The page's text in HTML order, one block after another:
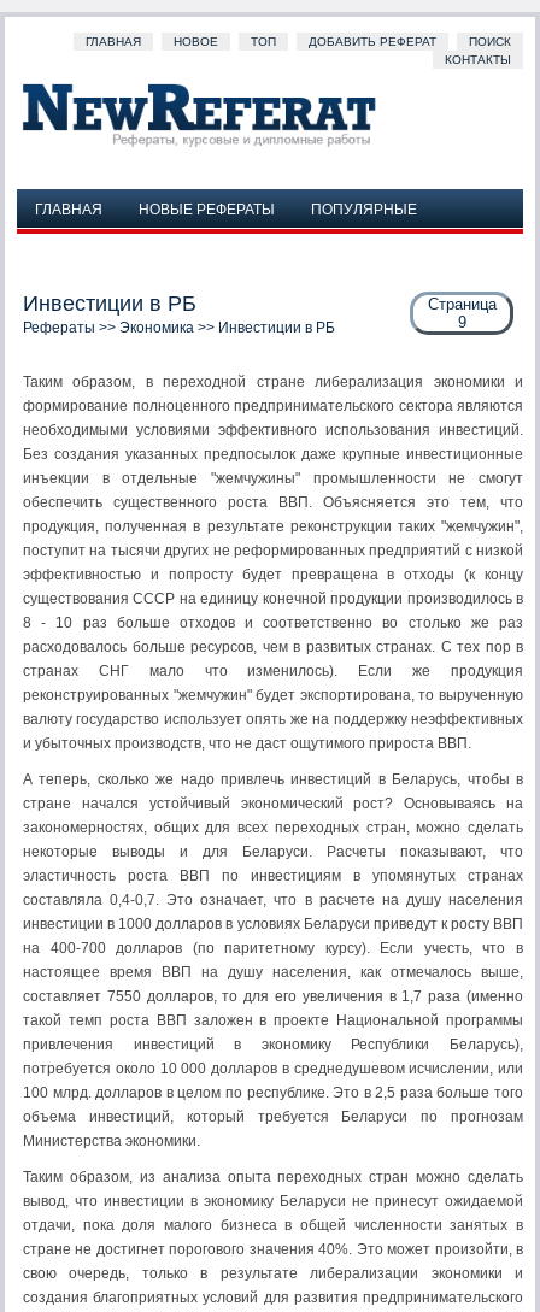
ГЛАВНАЯ НОВОЕ ТОП ДОБАВИТЬ РЕФЕРАТ
ПОИСК
КОНТАКТЫ
ГЛАВНАЯ НОВЫЕ РЕФЕРАТЫ
ПОПУЛЯРНЫЕ
Страница
9
Инвестиции в РБ
Рефераты >> Экономика >> Инвестиции в РБ
Таким образом, в переходной стране либерализация экономики и
формирование полноценного предпринимательского сектора являются
необходимыми условиями эффективного использования инвестиций.
Без создания указанных предпосылок даже крупные инвестиционные
инъекции в отдельные "жемчужины" промышленности не смогут
обеспечить существенного роста ВВП. Объясняется это тем, что
продукция, полученная в результате реконструкции таких "жемчужин",
поступит на тысячи других не реформированных предприятий с низкой
эффективностью и попросту будет превращена в отходы (к концу
существования СССР на единицу конечной продукции производилось в
8 - 10 раз больше отходов и соответственно во столько же раз
расходовалось больше ресурсов, чем в развитых странах. С тех пор в
странах СНГ мало что изменилось). Если же продукция
реконструированных "жемчужин" будет экспортирована, то вырученную
валюту государство использует опять же на поддержку неэффективных
и убыточных производств, что не даст ощутимого прироста ВВП.
А теперь, сколько же надо привлечь инвестиций в Беларусь, чтобы в
стране начался устойчивый экономический рост? Основываясь на
закономерностях, общих для всех переходных стран, можно сделать
некоторые выводы и для Беларуси. Расчеты показывают, что
эластичность роста ВВП по инвестициям в упомянутых странах
составляла 0,4-0,7. Это означает, что в расчете на душу населения
инвестиции в 1000 долларов в условиях Беларуси приведут к росту ВВП
на 400-700 долларов (по паритетному курсу). Если учесть, что в
настоящее время ВВП на душу населения, как отмечалось выше,
составляет 7550 долларов, то для его увеличения в 1,7 раза (именно
такой темп роста ВВП заложен в проекте Национальной программы
привлечения инвестиций в экономику Республики Беларусь),
потребуется около 10 000 долларов в среднедушевом исчислении, или
100 млрд. долларов в целом по республике. Это в 2,5 раза больше того
объема инвестиций, который требуется Беларуси по прогнозам
Министерства экономики.
Таким образом, из анализа опыта переходных стран можно сделать
вывод, что инвестиции в экономику Беларуси не принесут ожидаемой
отдачи, пока доля малого бизнеса в общей численности занятых в
стране не достигнет порогового значения 40%. Это может произойти, в
свою очередь, только в результате либерализации экономики и
создания благоприятных условий для развития предпринимательского